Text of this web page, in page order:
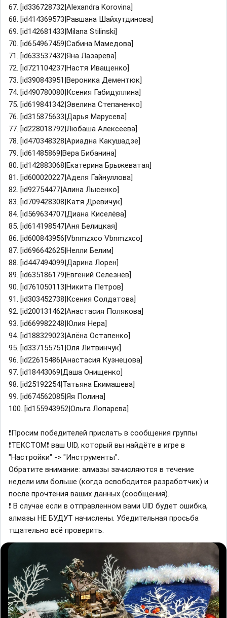
67. [id336728732|Alexandra Korovina]
68. [id414369573|Равшана Шайхутдинова]
69. [id142681433|Milana Stilinski]
70. [id654967459|Сабина Мамедова]
71. [id633537432|Яна Лазарева]
72. [id721104237|Настя Иващенко]
73. [id390843951|Вероника Дементюк]
74. [id490780080|Ксения Габидуллина]
75. [id619841342|Эвелина Степаненко]
76. [id315875633|Дарья Марусева]
77. [id228018792|Любаша Алексеева]
78. [id470348328|Ариадна Какушадзе]
79. [id61485869|Вера Бибанина]
80. [id142883068|Екатерина Брыжеватая]
81. [id600020227|Аделя Гайнуллова]
82. [id92754477|Алина Лысенко]
83. [id709428308|Катя Древичук]
84. [id569634707|Диана Киселёва]
85. [id614198547|Аня Белицкая]
86. [id600843956|Vbnmzxco Vbnmzxco]
87. [id696642625|Нелли Белим]
88. [id447494099|Дарина Лорен]
89. [id635186179|Евгений Селезнёв]
90. [id761050113|Никита Петров]
91. [id303452738|Ксения Солдатова]
92. [id200131462|Анастасия Полякова]
93. [id669982248|Юлия Нера]
94. [id188329023|Алёна Остапенко]
95. [id337155751|Оля Литвинчук]
96. [id22615486|Анастасия Кузнецова]
97. [id18443069|Даша Онищенко]
98. [id25192254|Татьяна Екимашева]
99. [id674562085|Яя Полина]
100. [id155943952|Ольга Лопарева]
❗Просим победителей прислать в сообщения группы
❗ТЕКСТОМ❗ ваш UID, который вы найдёте в игре в
"Настройки" -> "Инструменты".
Обратите внимание: алмазы зачисляются в течение
недели или больше (когда освободится разработчик) и
после прочтения ваших данных (сообщения).
❗ В случае если в отправленном вами UID будет ошибка,
алмазы НЕ БУДУТ начислены. Убедительная просьба
тщательно всё проверить.